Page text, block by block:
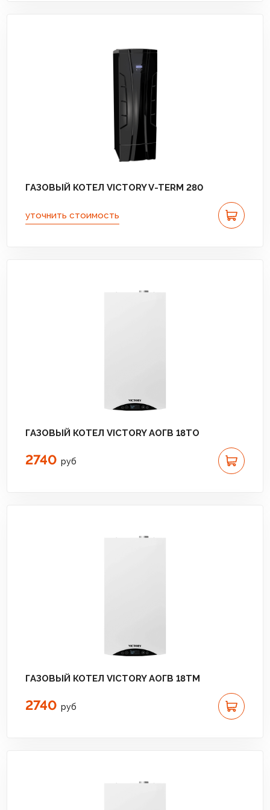
ГАЗОВЫЙ КОТЕЛ VICTORY V-TERM 280
уточнить стоимость
ГАЗОВЫЙ КОТЕЛ VICTORY АОГВ 18TО
2740 руб
ГАЗОВЫЙ КОТЕЛ VICTORY АОГВ 18TМ
2740 руб